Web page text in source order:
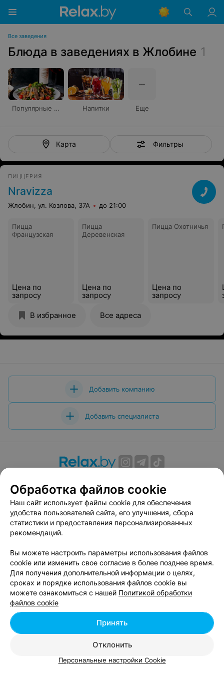
Все заведения
Блюда в заведениях в Жлобине 1
Популярные блюда Напитки Еще
Карта Фильтры
ПИЦЦЕРИЯ
Nravizza
Жлобин, ул. Козлова, 37А до 21:00
Пицца
Французская
Цена по
запросу
Пицца
Деревенская
Цена по
запросу
Пицца Охотничья
Цена по
запросу
В избранное Все адреса
Добавить компанию
Добавить специалиста
Вакансии
Публичный договор
Способы оплаты
Публичный договор по использованию сервиса
«Афиша»
Пользовательское соглашение
Связаться по вопросам сотрудничества
Написать руководителю relax.by
Персональные настройки cookie
Обработка персональных данных
| 220012, Республика Беларусь, г. Минск,
улица Толбухина, 2, пом. 16 | info@relax.by
Обработка файлов cookie
Наш сайт использует файлы cookie для обеспечения
удобства пользователей сайта, его улучшения, сбора
статистики и предоставления персонализированных
рекомендаций.
Вы можете настроить параметры использования файлов
cookie или изменить свое согласие в более позднее время.
Для получения дополнительной информации о целях,
сроках и порядке использования файлов cookie вы
можете ознакомиться с нашей Политикой обработки
файлов cookie
Отклонить
Принять
Персональные настройки Cookie